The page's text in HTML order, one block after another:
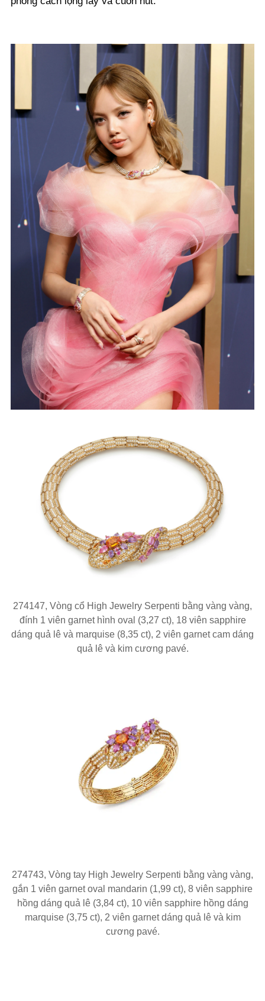
274147, Vòng cổ High Jewelry Serpenti bằng vàng vàng,
đính 1 viên garnet hình oval (3,27 ct), 18 viên sapphire
dáng quả lê và marquise (8,35 ct), 2 viên garnet cam dáng
quả lê và kim cương pavé.
274743, Vòng tay High Jewelry Serpenti bằng vàng vàng,
gắn 1 viên garnet oval mandarin (1,99 ct), 8 viên sapphire
hồng dáng quả lê (3,84 ct), 10 viên sapphire hồng dáng
marquise (3,75 ct), 2 viên garnet dáng quả lê và kim
cương pavé.